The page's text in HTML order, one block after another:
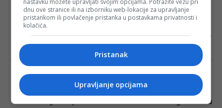
Hercegovine Savo Milošević na press-
konferenciji je komentarisao utakmicu
protiv Slovačke. – Stekao sam jasnu sliku…
Redakcija Sop·19/11/2023
Zmajevi trenirali, prisutan bio i nasmijani
Vico Zeljković (FOTO)
„A“ reprezentativci Bosne i Hercegovine su
nastavku možete upravljati svojim opcijama. Potražite vezu pri
dnu ove stranice ili na izborniku web-lokacije za upravljanje
pristankom ili povlačenje pristanka u postavkama privatnosti i
kolačića.
Pristanak
Upravljanje opcijama